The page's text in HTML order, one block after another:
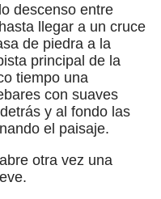
descenso entre
llegar a un cruce
de piedra a la
principal de la
tiempo una
con suaves
y al fondo las
el paisaje.
otra vez una